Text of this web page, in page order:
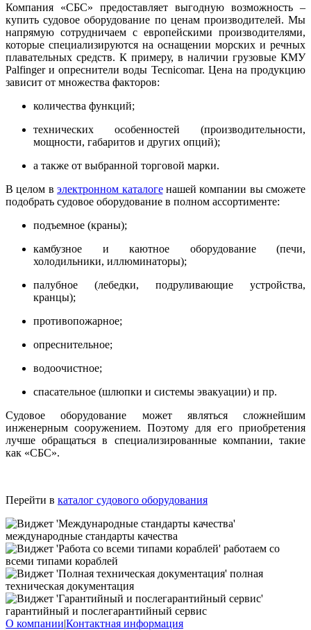
Компания «СБС» предоставляет выгодную возможность –
купить судовое оборудование по ценам производителей. Мы
напрямую сотрудничаем с европейскими производителями,
которые специализируются на оснащении морских и речных
плавательных средств. К примеру, в наличии грузовые КМУ
Palfinger и опреснители воды Tecnicomar. Цена на продукцию
зависит от множества факторов:
количества функций;
технических особенностей (производительности,
мощности, габаритов и других опций);
а также от выбранной торговой марки.
В целом вэлектронном каталогенашей компании вы сможете
подобрать судовое оборудование в полном ассортименте:
подъемное (краны);
камбузное и каютное оборудование (печи,
холодильники, иллюминаторы);
палубное (лебедки, подруливающие устройства,
кранцы);
противопожарное;
опреснительное;
водоочистное;
спасательное (шлюпки и системы эвакуации) и пр.
Судовое оборудование может являться сложнейшим
инженерным сооружением. Поэтому для его приобретения
лучше обращаться в специализированные компании, такие
как «СБС».
Перейти в каталог судового оборудования
международные стандарты качества
работаем со
всеми типами кораблей
полная
техническая документация
гарантийный и послегарантийный сервис
О компании|Контактная информация